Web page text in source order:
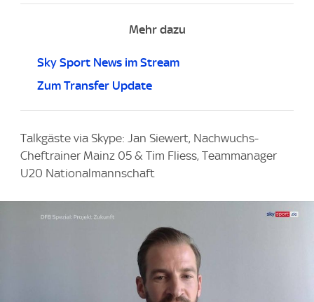
Mehr dazu
Sky Sport News im Stream
Zum Transfer Update
Talkgäste via Skype: Jan Siewert, Nachwuchs-
Cheftrainer Mainz 05 & Tim Fliess, Teammanager
U20 Nationalmannschaft